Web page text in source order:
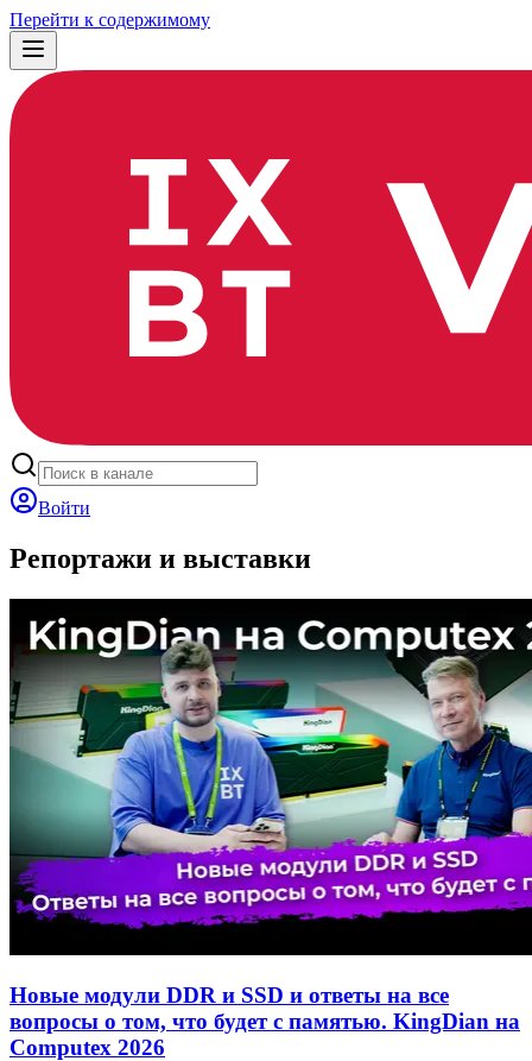
Перейти к содержимому
Войти
Репортажи и выставки
Новые модули DDR и SSD и ответы на все
вопросы о том, что будет с памятью. KingDian на
Computex 2026